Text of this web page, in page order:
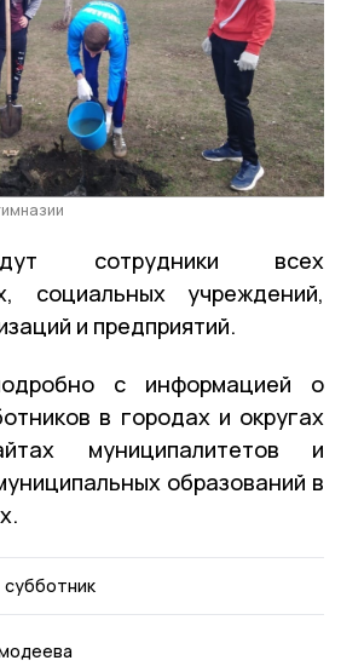
сотрудники всех
социальных учреждений,
и предприятий.
с информацией о
в городах и округах
муниципалитетов и
образований в
субботник